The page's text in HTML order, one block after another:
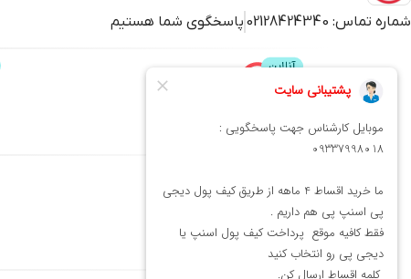
شماره تماس: 02128424340 پاسخگوی شما هستیم
پشتیبانی
عطر و ادکلن
بافت و اکستنشن
کوتاهی
شنیون